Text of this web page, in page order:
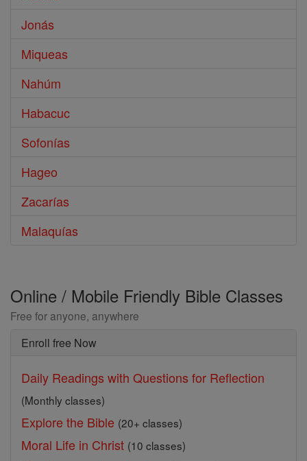
Jonás
Miqueas
Nahúm
Habacuc
Sofonías
Hageo
Zacarías
Malaquías
Online / Mobile Friendly Bible Classes
Free for anyone, anywhere
Enroll free Now
Daily Readings with Questions for Reflection
(Monthly classes)
Explore the Bible (20+ classes)
Moral Life in Christ (10 classes)